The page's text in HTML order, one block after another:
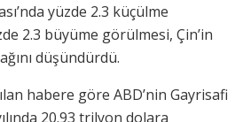
yüzde 2.3 küçülme
2.3 büyüme görülmesi, Çin’in
düşündürdü.
habere göre ABD’nin Gayrisafi
20.93 trilyon dolara